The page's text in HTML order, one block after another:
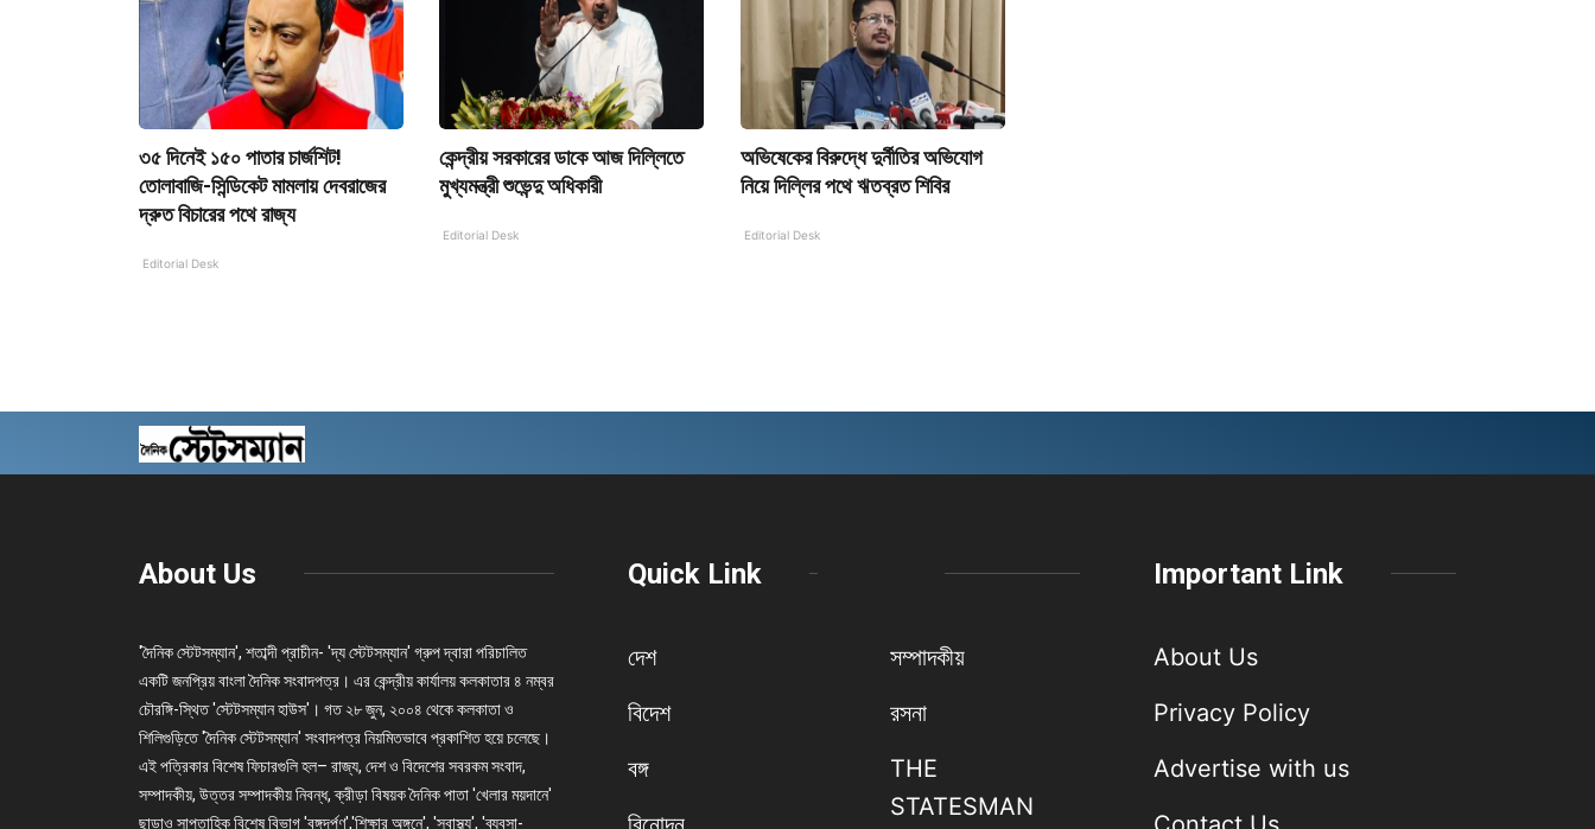
৩৫ দিনেই ১৫০ পাতার চার্জশিট!
তোলাবাজি-সিন্ডিকেট মামলায় দেবরাজের
দ্রুত বিচারের পথে রাজ্য
Editorial Desk
কেন্দ্রীয় সরকারের ডাকে আজ দিল্লিতে
মুখ্যমন্ত্রী শুভেন্দু অধিকারী
Editorial Desk
অভিষেকের বিরুদ্ধে দুর্নীতির অভিযোগ
নিয়ে দিল্লির পথে ঋতব্রত শিবির
Editorial Desk
About Us
'দৈনিক স্টেটসম্যান', শতাব্দী প্রাচীন- 'দ্য স্টেটসম্যান' গ্রুপ দ্বারা পরিচালিত
একটি জনপ্রিয় বাংলা দৈনিক সংবাদপত্র। এর কেন্দ্রীয় কার্যালয় কলকাতার ৪ নম্বর
চৌরঙ্গি-স্থিত 'স্টেটসম্যান হাউস'। গত ২৮ জুন, ২০০৪ থেকে কলকাতা ও
শিলিগুড়িতে 'দৈনিক স্টেটসম্যান' সংবাদপত্র নিয়মিতভাবে প্রকাশিত হয়ে চলেছে।
এই পত্রিকার বিশেষ ফিচারগুলি হল– রাজ্য, দেশ ও বিদেশের সবরকম সংবাদ,
সম্পাদকীয়, উত্তর সম্পাদকীয় নিবন্ধ, ক্রীড়া বিষয়ক দৈনিক পাতা 'খেলার ময়দানে'
ছাড়াও সাপ্তাহিক বিশেষ বিভাগ 'বঙ্গদর্পণ','শিক্ষার অঙ্গনে', 'স্বাস্থ্য', 'ব্যবসা-
Quick Link
দেশ
বিদেশ
বঙ্গ
সম্পাদকীয়
রসনা
THE
STATESMAN
Important Link
About Us
Privacy Policy
Advertise with us